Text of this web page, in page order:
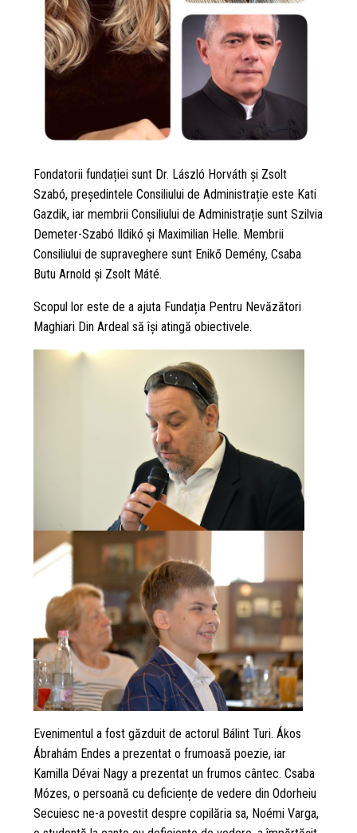
Fondatorii fundației sunt Dr. László Horváth și Zsolt
Szabó, președintele Consiliului de Administrație este Kati
Gazdik, iar membrii Consiliului de Administrație sunt Szilvia
Demeter-Szabó Ildikó și Maximilian Helle. Membrii
Consiliului de supraveghere sunt Enikő Demény, Csaba
Butu Arnold și Zsolt Máté.
Scopul lor este de a ajuta Fundația Pentru Nevăzători
Maghiari Din Ardeal să își atingă obiectivele.
Evenimentul a fost găzduit de actorul Bálint Turi. Ákos
Ábrahám Endes a prezentat o frumoasă poezie, iar
Kamilla Dévai Nagy a prezentat un frumos cântec. Csaba
Mózes, o persoană cu deficiențe de vedere din Odorheiu
Secuiesc ne-a povestit despre copilăria sa, Noémi Varga,